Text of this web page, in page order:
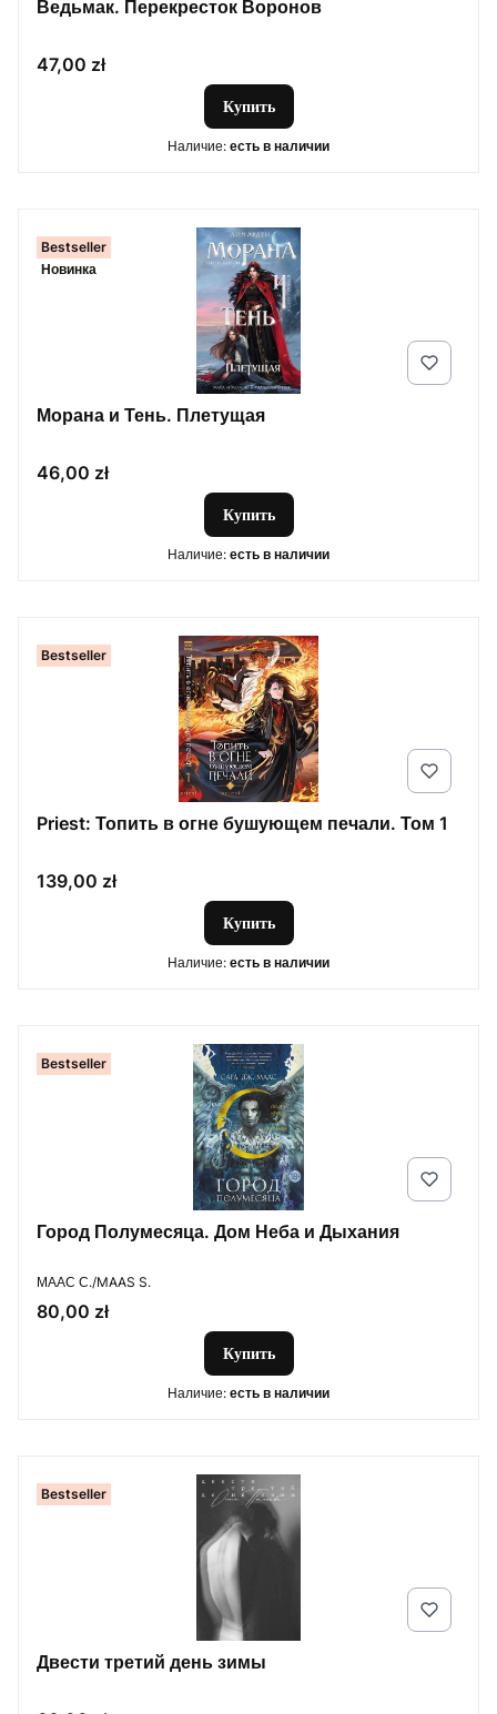
Ведьмак. Перекресток Воронов
Цена
47,00 zł
Купить
Наличие: есть в наличии
Bestseller
Новинка
Морана и Тень. Плетущая
Цена
46,00 zł
Купить
Наличие: есть в наличии
Bestseller
Priest: Топить в огне бушующем печали. Том 1
Цена
139,00 zł
Купить
Наличие: есть в наличии
Bestseller
Город Полумесяца. Дом Неба и Дыхания
ПРОИЗВОДИТЕЛЬ
МААС С./MAAS S.
Цена
80,00 zł
Купить
Наличие: есть в наличии
Bestseller
Двести третий день зимы